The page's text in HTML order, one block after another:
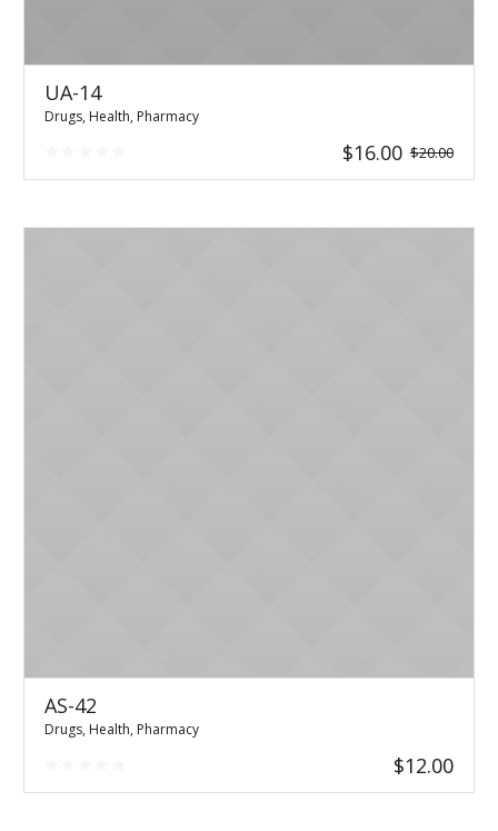
UA-14
Drugs, Health, Pharmacy
$20.00
Original
price
$20.00.
$16.00 Current
price
$16.00.
AS-42
Drugs, Health, Pharmacy
$12.00